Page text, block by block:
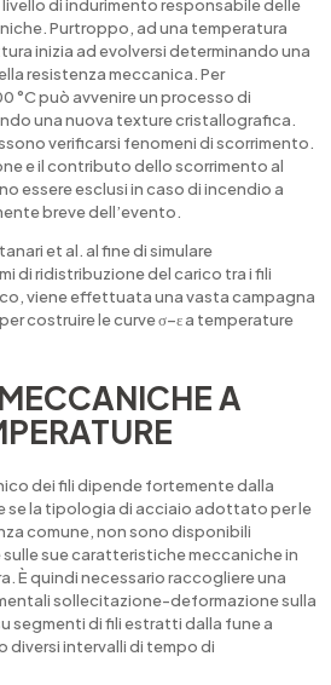
di indurimento responsabile delle
Purtroppo, ad una temperatura
inizia ad evolversi determinando una
resistenza meccanica. Per
°C può avvenire un processo di
una nuova texture cristallografica.
verificarsi fenomeni di scorrimento.
e il contributo dello scorrimento al
essere esclusi in caso di incendio a
breve dell’evento.
et al. al fine di simulare
di ridistribuzione del carico tra i fili
viene effettuata una vasta campagna
costruire le curve σ−ε a temperature
A
dei fili dipende fortemente dalla
se la tipologia di acciaio adottato per le
comune, non sono disponibili
sue caratteristiche meccaniche in
È quindi necessario raccogliere una
sollecitazione-deformazione sulla
segmenti di fili estratti dalla fune a
diversi intervalli di tempo di